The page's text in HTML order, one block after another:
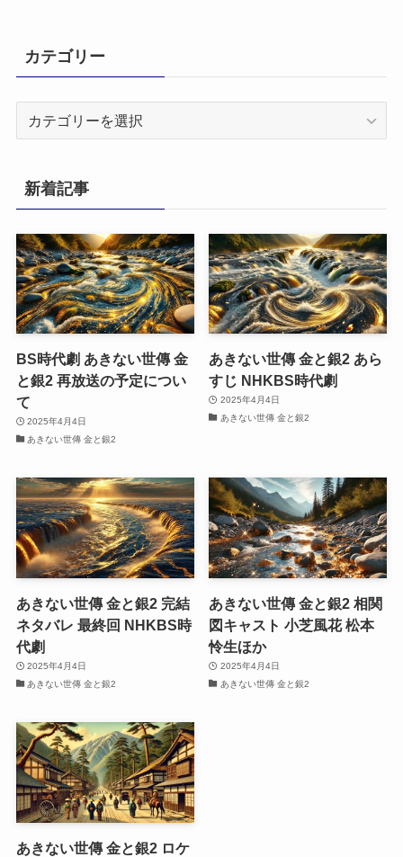
カテゴリー
リ
ー
新着記事
BS時代劇 あきない世傳 金
と銀2 再放送の予定につい
て
2025年4月4日
あきない世傳 金と銀2
あきない世傳 金と銀2 あら
すじ NHKBS時代劇
2025年4月4日
あきない世傳 金と銀2
あきない世傳 金と銀2 完結
ネタバレ 最終回 NHKBS時
代劇
2025年4月4日
あきない世傳 金と銀2
あきない世傳 金と銀2 相関
図キャスト 小芝風花 松本
怜生ほか
2025年4月4日
あきない世傳 金と銀2
あきない世傳 金と銀2 ロケ